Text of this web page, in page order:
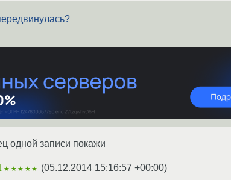
одной записи покажи
★★★★★ (05.12.2014 15:16:57 +00:00)